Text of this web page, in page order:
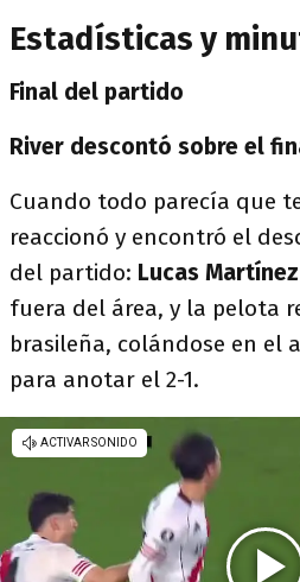
Estadísticas y
Final del partido
River descontó sobre el
Cuando todo parecía que
reaccionó y encontró el
del partido: Lucas
fuera del área, y la pelota
brasileña, colándose en el
para anotar el 2-1.